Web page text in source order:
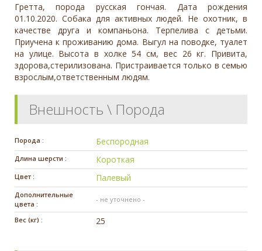
Гретта, порода русская гончая. Дата рождения
01.10.2020. Собака для активных людей. Не охотник, в
качестве друга и компаньона. Терпелива с детьми.
Приучена к проживанию дома. Выгул на поводке, туалет
на улице. Высота в холке 54 см, вес 26 кг. Привита,
здорова,стерилизована. Пристраивается только в семью
взрослым,ответственным людям.
Внешность \ Порода
Порода : Беспородная
Длина шерсти : Короткая
Цвет : Палевый
Дополнительные
цвета :
- не уточнено -
Вес (кг) : 25